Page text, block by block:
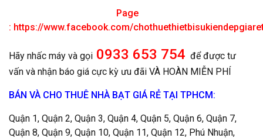
Page
: https://www.facebook.com/
Hãy nhấc máy và gọi 0933 653 754 để được tư
vấn và nhận báo giá cực kỳ ưu đãi VÀ HOÀN MIỄN PHÍ
BÁN VÀ CHO THUÊ NHÀ BẠT GIÁ RẺ TẠI TPHCM:
Quận 1, Quận 2, Quận 3, Quận 4, Quận 5, Quận 6, Quận 7,
Quận 8, Quận 9, Quận 10, Quận 11, Quận 12, Phú Nhuận,